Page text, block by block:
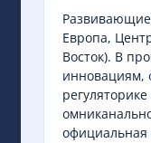
Европа,
Восток). В
инновациям,
официальная